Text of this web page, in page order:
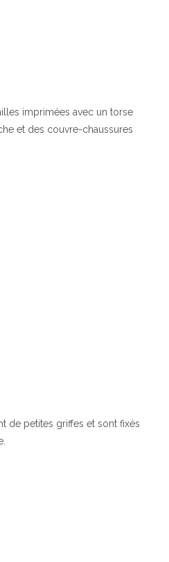
imprimées avec un torse
et des couvre-chaussures
de petites griffes et sont fixés